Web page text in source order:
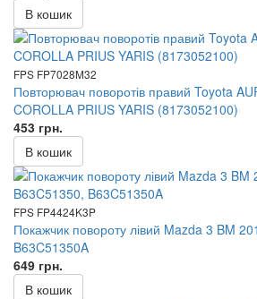
В кошик
FPS FP7028M32
Повторювач поворотів правий Toyota
COROLLA PRIUS YARIS (8173052100)
453 грн.
В кошик
FPS FP4424K3P
Покажчик повороту лівий Mazda 3 BM
B63C51350A
649 грн.
В кошик